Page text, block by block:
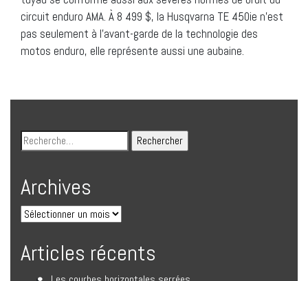
circuit enduro AMA. À 8 499 $, la Husqvarna TE 450ie n’est
pas seulement à l’avant-garde de la technologie des
motos enduro, elle représente aussi une aubaine.
Archives
Articles récents